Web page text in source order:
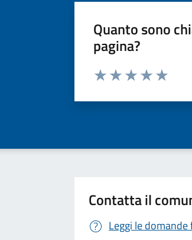
Quanto sono
pagina?
Valuta da 1 a 5 stelle la pagina
Contatta il
Leggi le